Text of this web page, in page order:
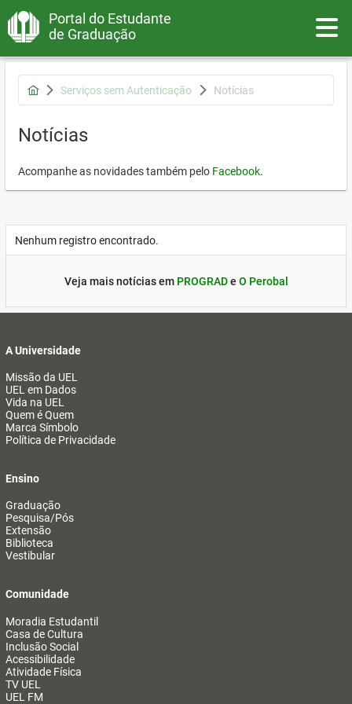
Portal do Estudante
de Graduação
Serviços sem Autenticação Notícias
Notícias
Acompanhe as novidades também pelo Facebook.
Nenhum registro encontrado.
Veja mais notícias em PROGRADe O Perobal
A Universidade
Missão da UEL
UEL em Dados
Vida na UEL
Quem é Quem
Marca Símbolo
Política de Privacidade
Ensino
Graduação
Pesquisa/Pós
Extensão
Biblioteca
Vestibular
Comunidade
Moradia Estudantil
Casa de Cultura
Inclusão Social
Acessibilidade
Atividade Física
TV UEL
UEL FM